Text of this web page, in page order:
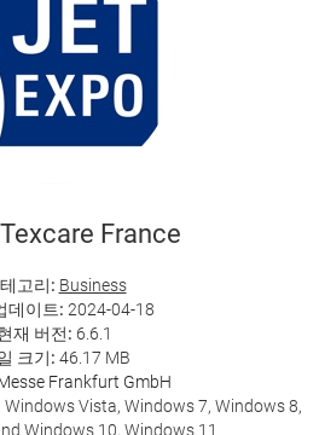
France
고리: Business
데이트: 2024-04-18
재 버전: 6.6.1
크기: 46.17 MB
Frankfurt GmbH
Windows Vista, Windows 7, Windows 8,
Windows 10, Windows 11